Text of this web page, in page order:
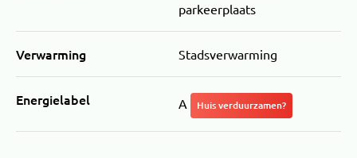
parkeerplaats
Verwarming Stadsverwarming
Energielabel A Huis verduurzamen?